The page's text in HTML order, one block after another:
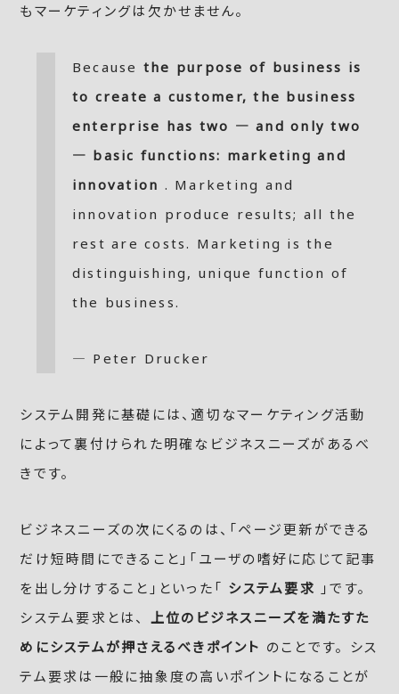
もマーケティングは欠かせません。
Because the purpose of business is
to create a customer, the business
enterprise has two ― and only two
― basic functions: marketing and
innovation . Marketing and
innovation produce results; all the
rest are costs. Marketing is the
distinguishing, unique function of
the business.
― Peter Drucker
システム開発に基礎には、適切なマーケティング活動
によって裏付けられた明確なビジネスニーズがあるべ
きです。
ビジネスニーズの次にくるのは、「ページ更新ができる
だけ短時間にできること」「ユーザの嗜好に応じて記事
を出し分けすること」といった「 システム要求 」です。
システム要求とは、 上位のビジネスニーズを満たすた
めにシステムが押さえるべきポイント のことです。 シス
テム要求は一般に抽象度の高いポイントになることが